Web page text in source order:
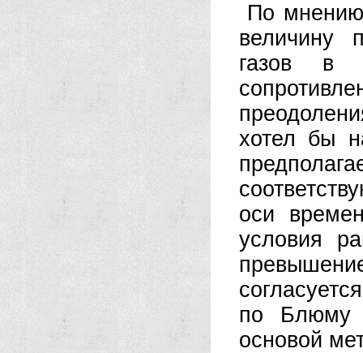
По мнению
величину
газов в
хотел бы
оси
условия
по Блюму
основой